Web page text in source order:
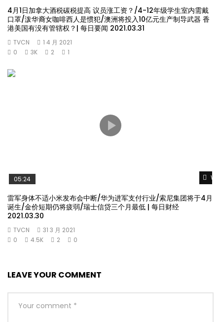
4月1日加拿大酒税碳税提高 议员涨工资？/4-12年级学生室内需戴
口罩/泼华裔女咖啡西人是惯犯/澳洲将投入10亿元生产制导武器 香
港美国有没有管辖权？| 每日要闻 2021.03.31
TVCN
1 4 月 2021
0
3K 2 1
05:24
雷军身体不适小米发布会中断/华为进军支付行业/索尼集团将于4月
诞生/金价短期仍将疲弱/瑞士信贷三个月最低 | 每日财经
2021.03.30
TVCN
31 3 月 2021
0
4.5K 2 0
LEAVE YOUR COMMENT